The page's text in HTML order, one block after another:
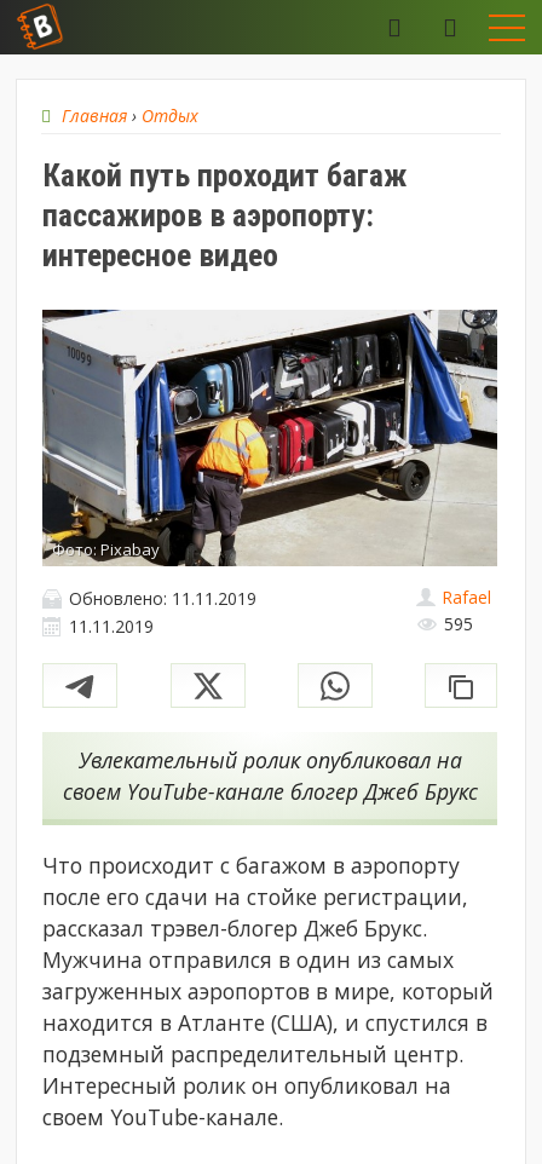
Главная › Отдых
Какой путь проходит багаж
пассажиров в аэропорту:
интересное видео
Фото: Pixabay
Rafael
Обновлено: 11.11.2019
11.11.2019
595
Увлекательный ролик опубликовал на
своем YouTube-канале блогер Джеб Брукс
Что происходит с багажом в аэропорту
после его сдачи на стойке регистрации,
рассказал трэвел-блогер Джеб Брукс.
Мужчина отправился в один из самых
загруженных аэропортов в мире, который
находится в Атланте (США), и спустился в
подземный распределительный центр.
Интересный ролик он опубликовал на
своем YouTube-канале.